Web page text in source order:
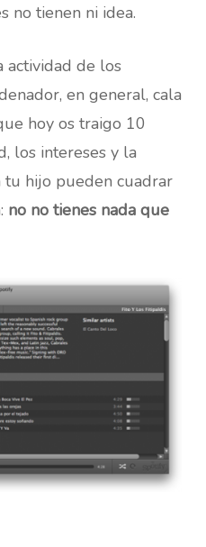
no tienen ni idea.
actividad de los
en general, cala
hoy os traigo 10
los intereses y la
tu hijo pueden cuadrar
no no tienes nada que